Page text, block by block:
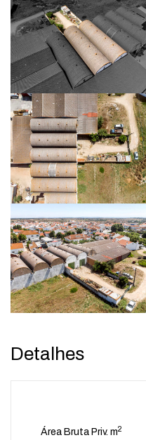
Detalhes
Área Bruta Priv. m2